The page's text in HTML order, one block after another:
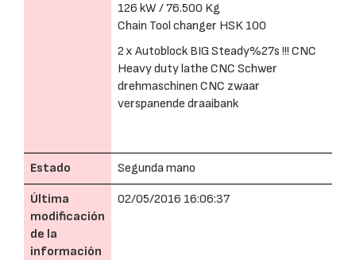
126 kW / 76.500 Kg
Chain Tool changer HSK 100
2 x Autoblock BIG Steady%27s !!! CNC
Heavy duty lathe CNC Schwer
drehmaschinen CNC zwaar
verspanende draaibank
Estado Segunda mano
Última
modificación
de la
información
02/05/2016 16:06:37